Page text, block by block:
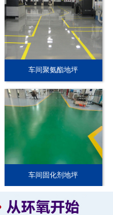
车间聚氨酯地坪
车间固化剂地坪